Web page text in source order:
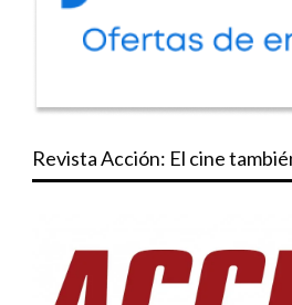
Revista Acción: El cine